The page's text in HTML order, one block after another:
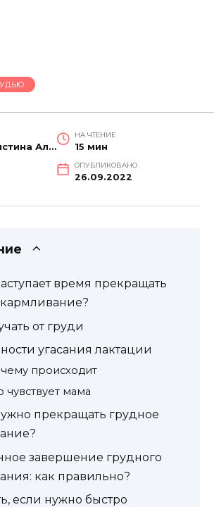
Куликова Кристина Александровна
НА ЧТЕНИЕ
15 мин
ОПУБЛИКОВАНО
26.09.2022
время прекращать
от груди
угасания лактации
происходит
чувствует мама
прекращать грудное
завершение грудного
как правильно?
если нужно быстро